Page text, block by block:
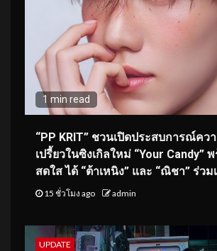
1 min read
“PP KRIT” ชวนเปิดประสบการณ์ค
เปรี้ยวในซิงเกิลใหม่ “Your Candy”
สดใส ได้ “ต้าเหนิง” และ “ณิชา” ร่ว
15 ชั่วโมง ago admin
UPDATE